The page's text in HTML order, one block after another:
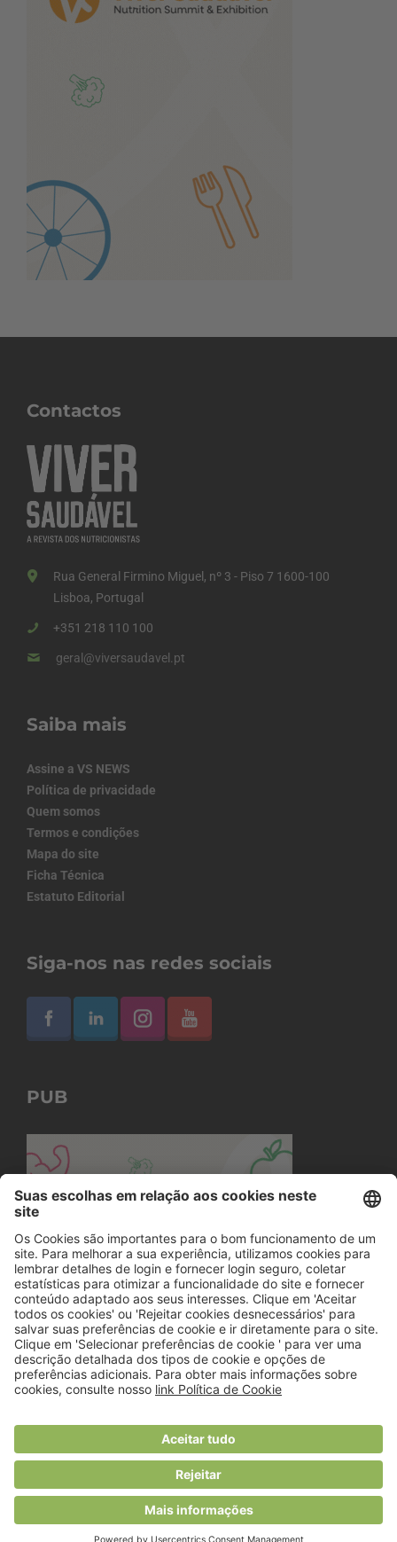
Contactos
Rua General Firmino Miguel, nº 3 - Piso 7 1600-100
Lisboa, Portugal
+351 218 110 100
geral@viversaudavel.pt
Saiba mais
Assine a VS NEWS
Política de privacidade
Quem somos
Termos e condições
Mapa do site
Ficha Técnica
Estatuto Editorial
Siga-nos nas redes sociais
PUB
© 2018 Viver Saudável
O portal dos profissionais de nutrição
Created byRHP Consulting